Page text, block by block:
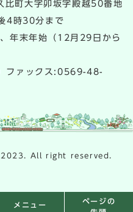
メニュー
ページの
町大字卯坂字殿越50番地
4時30分まで
年末年始（12月29日から
ファックス:0569-48-
All right reserved.